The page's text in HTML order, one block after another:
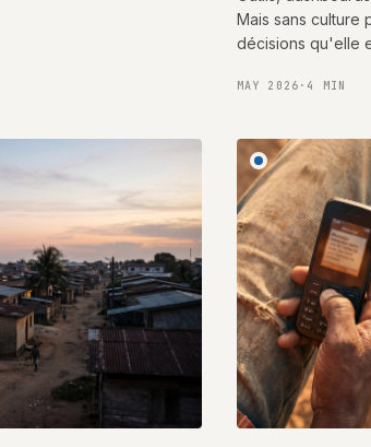
Mais sans culture
décisions qu'elle
MAY 2026 · 4 MIN